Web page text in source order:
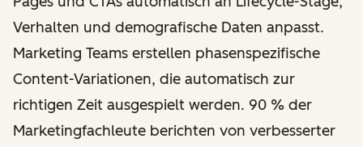
Verhalten und demografische Daten anpasst.
Marketing Teams erstellen phasenspezifische
Content-Variationen, die automatisch zur
richtigen Zeit ausgespielt werden. 90 % der
Marketingfachleute berichten von verbesserter